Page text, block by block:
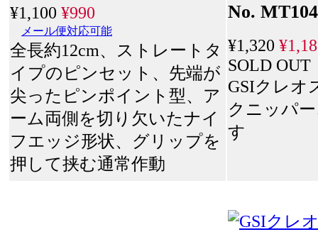
¥1,100 ¥990
メール便対応可能
全長約12cm、ストレートタ
イプのピンセット、先端が
尖ったピンポイント型、ア
ーム両側を切り欠いたナイ
フエッジ形状、グリップを
押して挟む通常作動
No. MT104
¥1,320
SOLD OUT
GSIクレオ
クニッパ
す